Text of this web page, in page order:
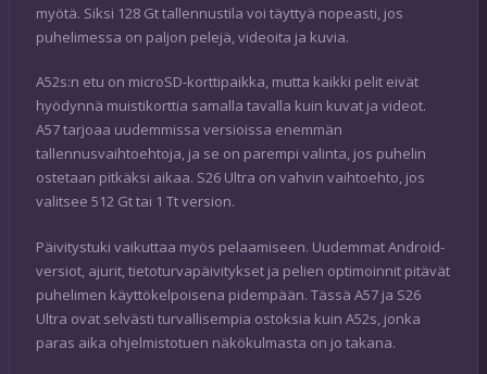
myötä. Siksi 128 Gt tallennustila voi täyttyä nopeasti, jos
puhelimessa on paljon pelejä, videoita ja kuvia.
A52s:n etu on microSD-korttipaikka, mutta kaikki pelit eivät
hyödynnä muistikorttia samalla tavalla kuin kuvat ja videot.
A57 tarjoaa uudemmissa versioissa enemmän
tallennusvaihtoehtoja, ja se on parempi valinta, jos puhelin
ostetaan pitkäksi aikaa. S26 Ultra on vahvin vaihtoehto, jos
valitsee 512 Gt tai 1 Tt version.
Päivitystuki vaikuttaa myös pelaamiseen. Uudemmat Android-
versiot, ajurit, tietoturvapäivitykset ja pelien optimoinnit pitävät
puhelimen käyttökelpoisena pidempään. Tässä A57 ja S26
Ultra ovat selvästi turvallisempia ostoksia kuin A52s, jonka
paras aika ohjelmistotuen näkökulmasta on jo takana.